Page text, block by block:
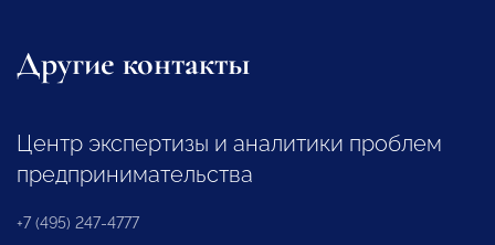
Другие контакты
Центр экспертизы и аналитики проблем
предпринимательства
+7 (495) 247-4777